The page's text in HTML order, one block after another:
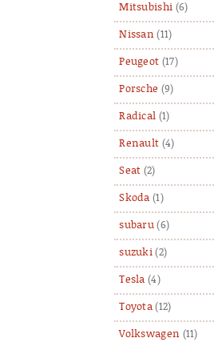
Mitsubishi (6)
Nissan (11)
Peugeot (17)
Porsche (9)
Radical (1)
Renault (4)
Seat (2)
Skoda (1)
subaru (6)
suzuki (2)
Tesla (4)
Toyota (12)
Volkswagen (11)